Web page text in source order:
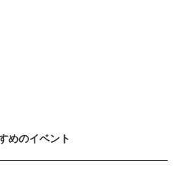
AMAZON
めのイベント